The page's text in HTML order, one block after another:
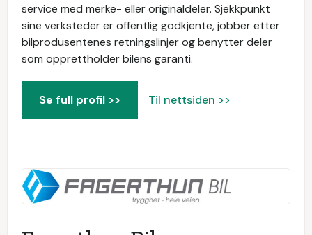
service med merke- eller originaldeler. Sjekkpunkt
sine verksteder er offentlig godkjente, jobber etter
bilprodusentenes retningslinjer og benytter deler
som opprettholder bilens garanti.
Se full profil >> Til nettsiden >>